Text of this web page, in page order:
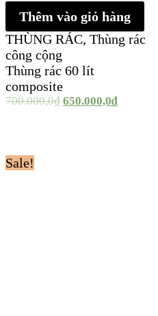
Thêm vào giỏ hàng
THÙNG RÁC, Thùng rác
công cộng
Thùng rác 60 lít
composite
700.000,0₫ 650.000,0₫
Sale!